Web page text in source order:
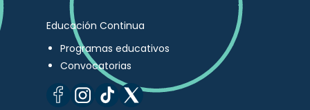
Educación Continua
Programas educativos
Convocatorias